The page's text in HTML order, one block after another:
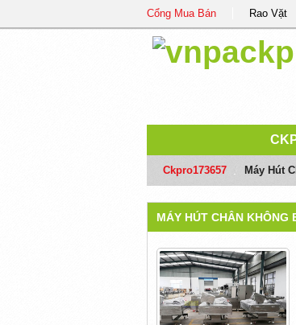
Cổng Mua Bán Rao Vặt
Ckpro173657 Máy Hút
MÁY HÚT CHÂN KHÔNG